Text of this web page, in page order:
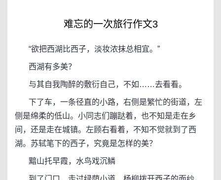
难忘的一次旅行作文3
“欲把西湖比西子，淡妆浓抹总相宜。”
西湖有多美？
与其自我陶醉的敷衍自己，不如……去看看。
下了车，一条径直的小路，右侧是繁忙的街道，左
侧是绵柔的低山。小同志们蹦跶着，也不知是走在乡
间，还是走在城镇。左顾右看着，不知不觉就到了西
湖。苏轼笔下的西子，究竟是怎样的美？
黯山托早霞，水鸟戏沉鳞